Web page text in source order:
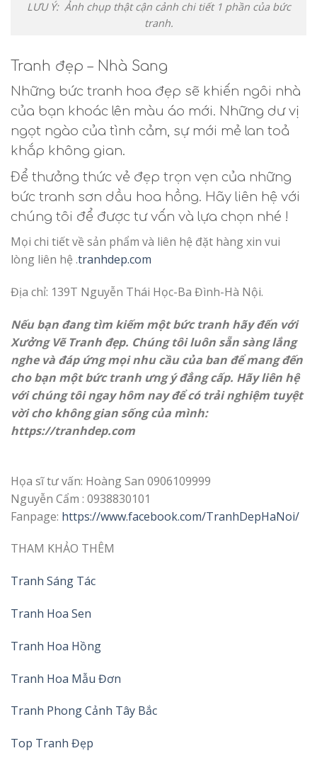
LƯU Ý: Ảnh chụp thật cận cảnh chi tiết 1 phần của bức
tranh.
Tranh đẹp – Nhà Sang
Những bức tranh hoa đẹp sẽ khiến ngôi nhà
của bạn khoác lên màu áo mới. Những dư vị
ngọt ngào của tình cảm, sự mới mẻ lan toả
khắp không gian.
Để thưởng thức vẻ đẹp trọn vẹn của những
bức tranh sơn dầu hoa hồng. Hãy liên hệ với
chúng tôi để được tư vấn và lựa chọn nhé !
Mọi chi tiết về sản phẩm và liên hệ đặt hàng xin vui
lòng liên hệ .tranhdep.com
Địa chỉ: 139T Nguyễn Thái Học-Ba Đình-Hà Nội.
Nếu bạn đang tìm kiếm một bức tranh hãy đến với
Xưởng Vẽ Tranh đẹp. Chúng tôi luôn sẵn sàng lắng
nghe và đáp ứng mọi nhu cầu của ban để mang đến
cho bạn một bức tranh ưng ý đẳng cấp. Hãy liên hệ
với chúng tôi ngay hôm nay để có trải nghiệm tuyệt
vời cho không gian sống của mình:
https://tranhdep.com
Họa sĩ tư vấn: Hoàng San 0906109999
Nguyễn Cẩm : 0938830101
Fanpage: https://www.facebook.com/TranhDepHaNoi/
THAM KHẢO THÊM
Tranh Sáng Tác
Tranh Hoa Sen
Tranh Hoa Hồng
Tranh Hoa Mẫu Đơn
Tranh Phong Cảnh Tây Bắc
Top Tranh Đẹp